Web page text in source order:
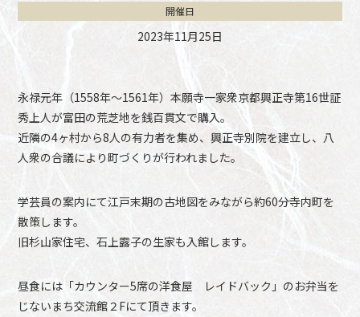
開催日
2023年11月25日
永禄元年（1558年～1561年）本願寺一家衆京都興正寺第16世証
秀上人が富田の荒芝地を銭百貫文で購入。
近隣の4ヶ村から8人の有力者を集め、興正寺別院を建立し、八
人衆の合議により町づくりが行われました。
学芸員の案内にて江戸末期の古地図をみながら約60分寺内町を
散策します。
旧杉山家住宅、石上露子の生家も入館します。
昼食には「カウンター5席の洋食屋 レイドバック」のお弁当を
じないまち交流館２Fにて頂きます。